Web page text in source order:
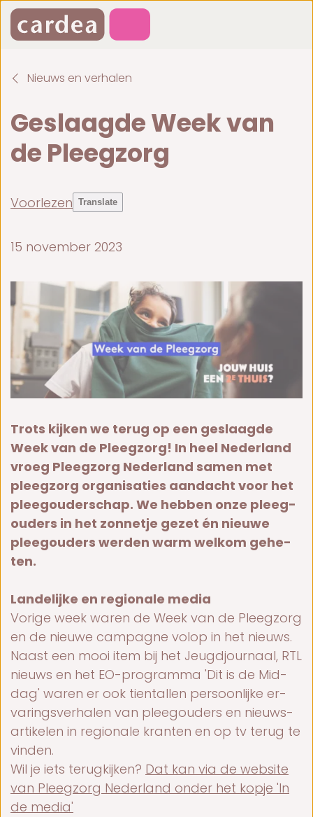
Nieuws en verhalen
Ge­slaag­de Week van
de Pleeg­zorg
Voorlezen Translate
15 november 2023
Trots kij­ken we te­rug op een ge­slaag­de
Week van de Pleeg­zorg! In heel Ne­der­land
vroe­g Pleeg­zorg Ne­der­land samen met
pleegzorg organisaties aan­dacht voor het
pleeg­ou­der­schap. We heb­ben on­ze pleeg­
ou­ders in het zon­ne­tje ge­zet én nieu­we
pleeg­ou­ders wer­den warm wel­kom ge­he­
ten.
Lan­de­lij­ke en re­gi­o­na­le me­dia
Vo­ri­ge week wa­ren de Week van de Pleeg­zorg
en de nieu­we cam­pag­ne vol­op in het nieuws.
Naast een mooi item bij het Jeugd­jour­naal, RTL
nieuws en het EO-pro­gram­ma 'Dit is de Mid­
dag' wa­ren er ook tien­tal­len per­soon­lij­ke er­
va­rings­ver­ha­len van pleeg­ou­ders en nieuws­
ar­ti­ke­len in re­gi­o­na­le kran­ten en op tv te­rug te
vin­den.
Wil je iets te­rug­kij­ken? Dat kan via de web­si­te
van Pleeg­zorg Ne­der­land on­der het kop­je 'In
de me­dia'